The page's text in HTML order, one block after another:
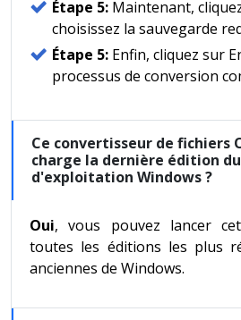
Étape 5: Maintenant,
choisissez la sauvegarde
Étape 5: Enfin, cliquez sur
processus de conversion
Ce convertisseur de fichiers
charge la dernière édition
d'exploitation Windows ?
Oui, vous pouvez lancer
toutes les éditions les plus
anciennes de Windows.